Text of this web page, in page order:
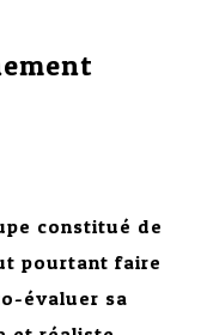
constitué de
pourtant faire
évaluer sa